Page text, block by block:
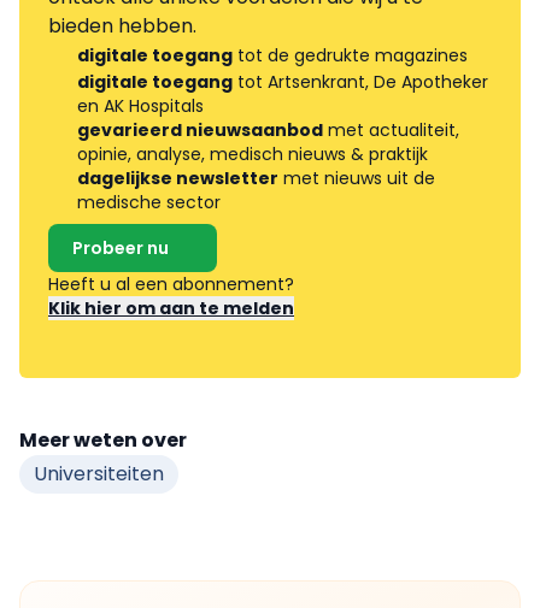
bieden hebben.
digitale toegang tot de gedrukte magazines
digitale toegang tot Artsenkrant, De Apotheker
en AK Hospitals
gevarieerd nieuwsaanbod met actualiteit,
opinie, analyse, medisch nieuws & praktijk
dagelijkse newsletter met nieuws uit de
medische sector
Probeer nu
Heeft u al een abonnement?
Klik hier om aan te melden
Meer weten over
Universiteiten